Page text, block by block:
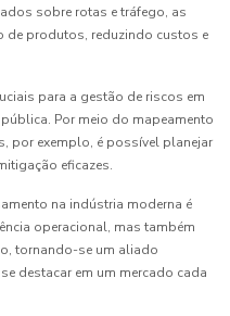
sobre rotas e tráfego, as
de produtos, reduzindo custos e
para a gestão de riscos em
Por meio do mapeamento
por exemplo, é possível planejar
eficazes.
na indústria moderna é
operacional, mas também
tornando-se um aliado
destacar em um mercado cada